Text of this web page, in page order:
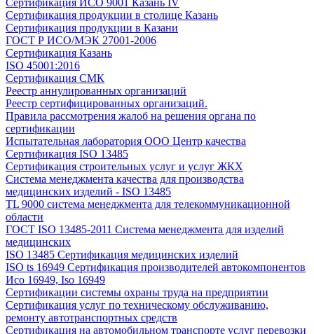
Сертификация продукции в столице Казань
Сертификация продукции в Казани
ГОСТ Р ИСО/МЭК 27001-2006
Сертификация Казань
ISO 45001:2016
Сертификация СМК
Реестр аннулированных организаций
Реестр сертифицированных организаций.
Правила рассмотрения жалоб на решения органа по
сертификации
Испытательная лаборатория ООО Центр качества
Сертификация ISO 13485
Сертификация строительных услуг и услуг ЖКХ
Система менеджмента качества для производства
медицинских изделий - ISO 13485
TL 9000 система менеджмента для телекоммуникационной
области
ГОСТ ISO 13485-2011 Система менеджмента для изделий
медицинских
ISO 13485 Сертификация медицинских изделий
ISO ts 16949 Сертификация производителей автокомпонентов
Исо 16949, Iso 16949
Сертификации системы охраны труда на предприятии
Сертификация услуг по техническому обслуживанию,
ремонту автотранспортных средств
Сертификация на автомобильном транспорте услуг перевозки